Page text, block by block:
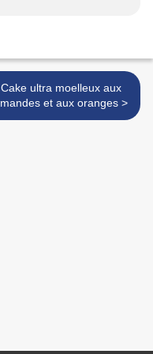
Cake ultra moelleux aux
amandes et aux oranges >